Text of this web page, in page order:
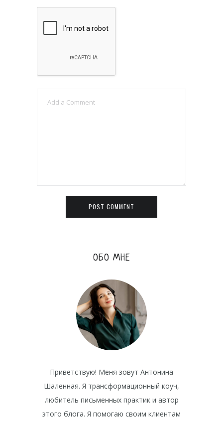
ОБО МНЕ
Приветствую! Меня зовут Антонина
Шаленная. Я трансформационный коуч,
любитель письменных практик и автор
этого блога. Я помогаю своим клиентам